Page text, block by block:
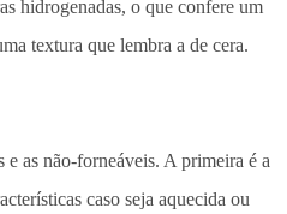
hidrogenadas, o que confere um
textura que lembra a de cera.
as não-forneáveis. A primeira é a
caso seja aquecida ou